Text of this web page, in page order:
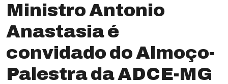
Ministro Antonio
Anastasia é
convidado do Almoço-
Palestra da ADCE-MG